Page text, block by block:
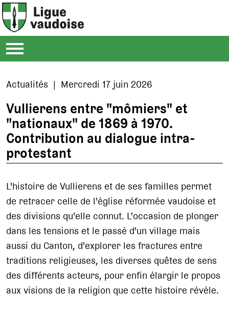
Actualités | Mercredi 17 juin 2026
Vullierens entre "mômiers" et
"nationaux" de 1869 à 1970.
Contribution au dialogue intra-
protestant
L'histoire de Vullierens et de ses familles permet
de retracer celle de l'église réformée vaudoise et
des divisions qu'elle connut. L'occasion de plonger
dans les tensions et le passé d'un village mais
aussi du Canton, d'explorer les fractures entre
traditions religieuses, les diverses quêtes de sens
des différents acteurs, pour enfin élargir le propos
aux visions de la religion que cette histoire révèle.